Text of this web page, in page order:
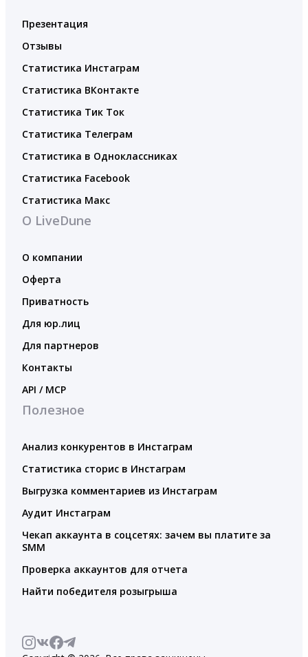
Презентация
Отзывы
Статистика Инстаграм
Статистика ВКонтакте
Статистика Тик Ток
Статистика Телеграм
Статистика в Одноклассниках
Статистика Facebook
Статистика Макс
О LiveDune
О компании
Оферта
Приватность
Для юр.лиц
Для партнеров
Контакты
API / MCP
Полезное
Анализ конкурентов в Инстаграм
Статистика сторис в Инстаграм
Выгрузка комментариев из Инстаграм
Аудит Инстаграм
Чекап аккаунта в соцсетях: зачем вы платите за
SMM
Проверка аккаунтов для отчета
Найти победителя розыгрыша